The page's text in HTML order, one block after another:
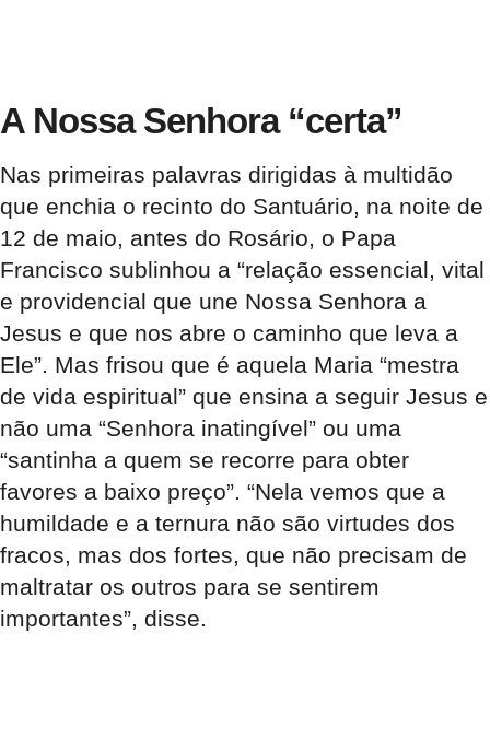
A Nossa Senhora “certa”
Nas primeiras palavras dirigidas à multidão
que enchia o recinto do Santuário, na noite de
12 de maio, antes do Rosário, o Papa
Francisco sublinhou a “relação essencial, vital
e providencial que une Nossa Senhora a
Jesus e que nos abre o caminho que leva a
Ele”. Mas frisou que é aquela Maria “mestra
de vida espiritual” que ensina a seguir Jesus e
não uma “Senhora inatingível” ou uma
“santinha a quem se recorre para obter
favores a baixo preço”. “Nela vemos que a
humildade e a ternura não são virtudes dos
fracos, mas dos fortes, que não precisam de
maltratar os outros para se sentirem
importantes”, disse.